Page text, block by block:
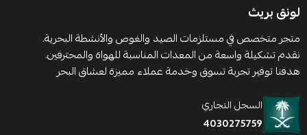
لونق بريث
متجر متخصص في مستلزمات الصيد والغوص والأنشطة البحرية.
نقدم تشكيلة واسعة من المعدات المناسبة للهواة والمحترفين.
هدفنا توفير تجربة تسوق وخدمة عملاء مميزة لعشاق البحر
السجل التجاري
4030275759